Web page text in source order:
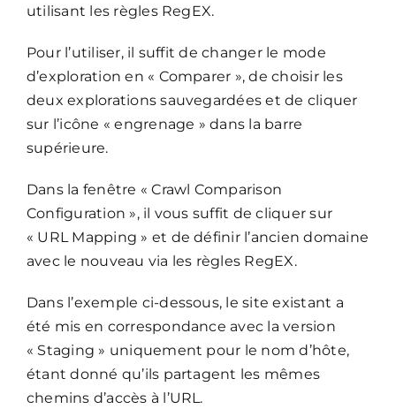
utilisant les règles RegEX.
Pour l’utiliser, il suffit de changer le mode
d’exploration en « Comparer », de choisir les
deux explorations sauvegardées et de cliquer
sur l’icône « engrenage » dans la barre
supérieure.
Dans la fenêtre « Crawl Comparison
Configuration », il vous suffit de cliquer sur
« URL Mapping » et de définir l’ancien domaine
avec le nouveau via les règles RegEX.
Dans l’exemple ci-dessous, le site existant a
été mis en correspondance avec la version
« Staging » uniquement pour le nom d’hôte,
étant donné qu’ils partagent les mêmes
chemins d’accès à l’URL.